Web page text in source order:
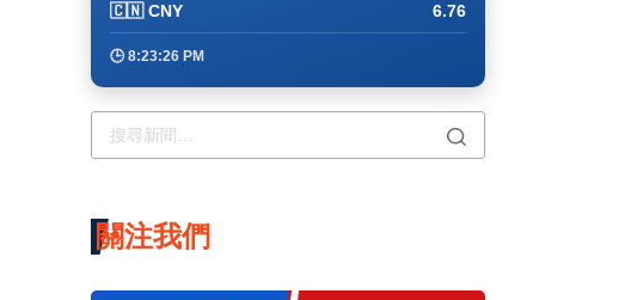
🇨🇳 CNY 6.76
🕒 8:23:35 PM
關注我們